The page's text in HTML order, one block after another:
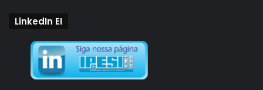
LinkedIn EI